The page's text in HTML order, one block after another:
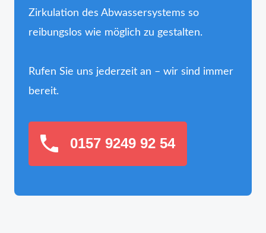
Zirkulation des Abwassersystems so
reibungslos wie möglich zu gestalten.
Rufen Sie uns jederzeit an – wir sind immer
bereit.
0157 9249 92 54